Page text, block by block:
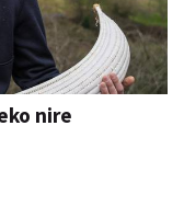
nire